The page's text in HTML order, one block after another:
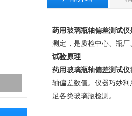
药用玻璃瓶轴偏差测试仪
测定，是质检中心、瓶
试验原理
药用玻璃瓶轴偏差测试仪
轴偏差数值。仪器巧妙
足各类玻璃瓶检测。